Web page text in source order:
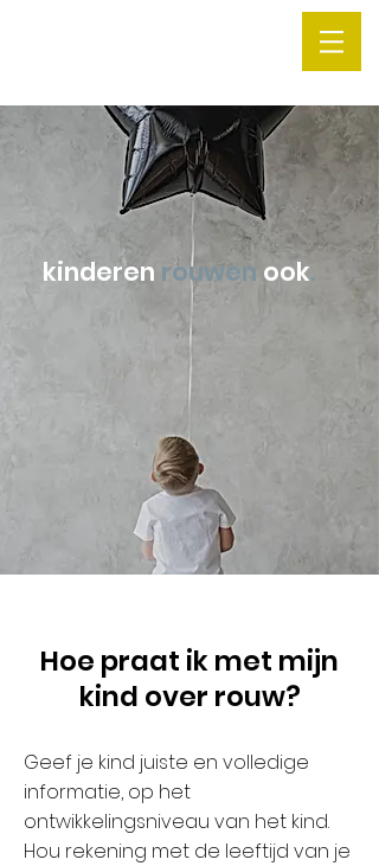
kinderen rouwen ook.
Hoe praat ik met mijn
kind over rouw?
Geef je kind juiste en volledige
informatie, op het
ontwikkelingsniveau van het kind.
Hou rekening met de leeftijd van je